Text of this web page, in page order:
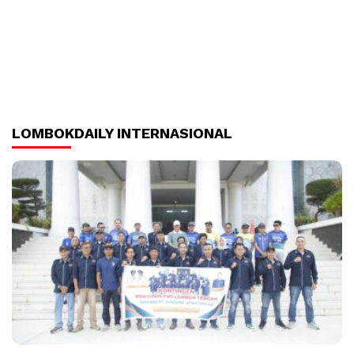
LOMBOKDAILY INTERNASIONAL